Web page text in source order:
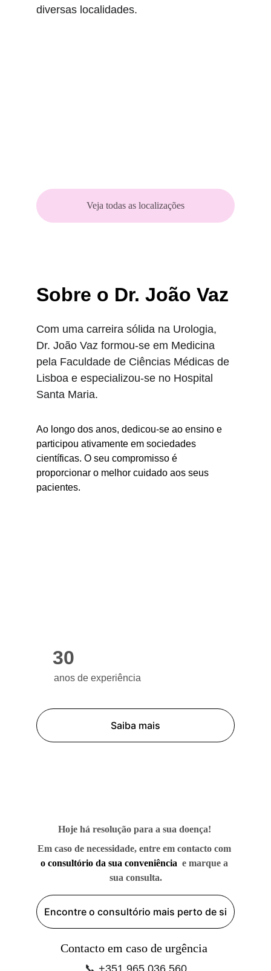
diversas localidades.
Veja todas as localizações
Sobre o Dr. João Vaz
Com uma carreira sólida na Urologia,
Dr. João Vaz formou-se em Medicina
pela Faculdade de Ciências Médicas de
Lisboa e especializou-se no Hospital
Santa Maria.
Ao longo dos anos, dedicou-se ao ensino e
participou ativamente em sociedades
científicas. O seu compromisso é
proporcionar o melhor cuidado aos seus
pacientes.
30
anos de experiência
Saiba mais
Contacto em caso de urgência
📞 +351 965 036 560
Hoje há resolução para a sua doença!
Em caso de necessidade, entre em contacto com
o consultório da sua conveniência e marque a
sua consulta.
Encontre o consultório mais perto de si